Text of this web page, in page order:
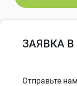
ЗАЯВКА В
Отправьте